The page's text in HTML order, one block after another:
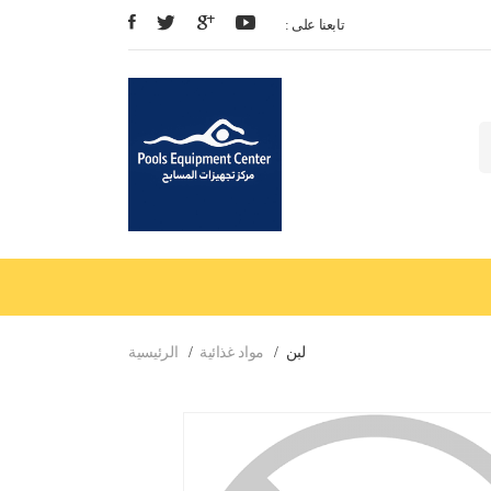
: تابعنا على
الرئيسية مواد غذائية لبن